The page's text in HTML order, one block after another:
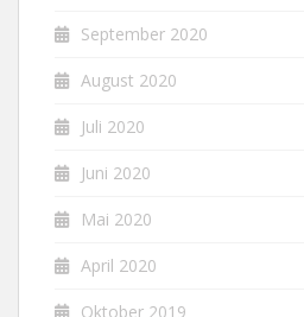
September 2020
August 2020
Juli 2020
Juni 2020
Mai 2020
April 2020
Oktober 2019